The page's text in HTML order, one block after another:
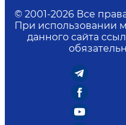
© 2001-2026 Все
При использовании
данного сайта